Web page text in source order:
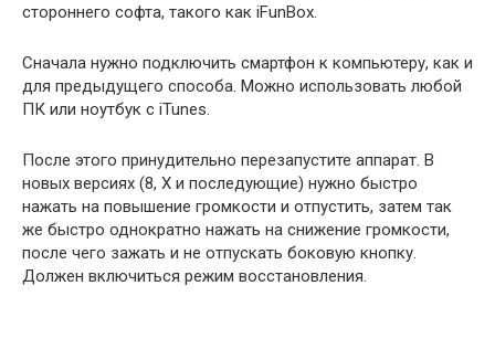
стороннего софта, такого как iFunBox.
Сначала нужно подключить смартфон к компьютеру, как и
для предыдущего способа. Можно использовать любой
ПК или ноутбук с iTunes.
После этого принудительно перезапустите аппарат. В
новых версиях (8, X и последующие) нужно быстро
нажать на повышение громкости и отпустить, затем так
же быстро однократно нажать на снижение громкости,
после чего зажать и не отпускать боковую кнопку.
Должен включиться режим восстановления.